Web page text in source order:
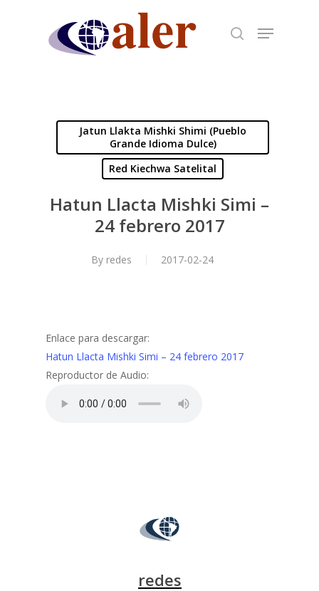
Jatun Llakta Mishki Shimi (Pueblo
Grande Idioma Dulce)
Red Kiechwa Satelital
Hatun Llacta Mishki Simi –
24 febrero 2017
By redes 2017-02-24
Enlace para descargar:
Hatun Llacta Mishki Simi – 24 febrero 2017
Reproductor de Audio:
redes